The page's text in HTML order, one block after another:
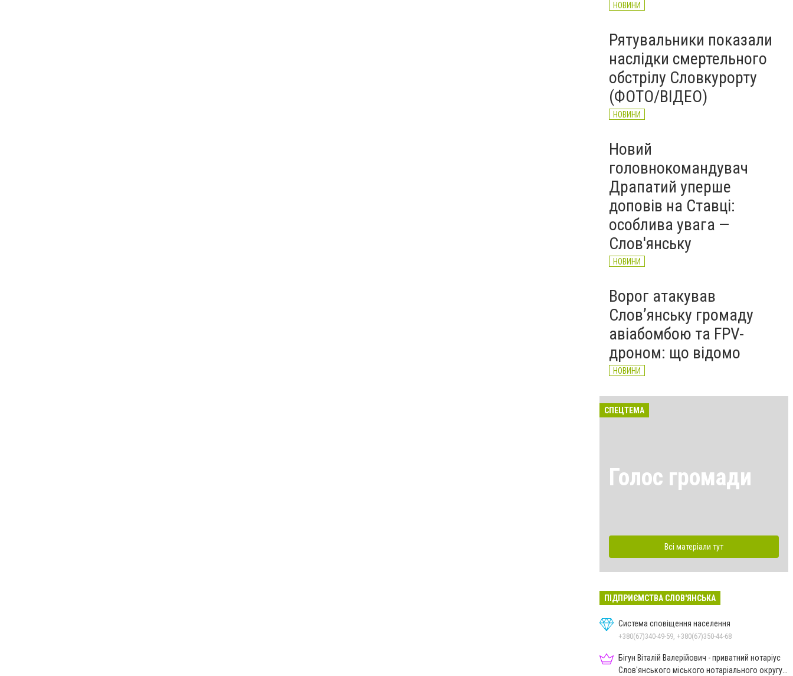
НОВИНИ
Рятувальники показали
наслідки смертельного
обстрілу Словкурорту
(ФОТО/ВІДЕО)
НОВИНИ
Новий
головнокомандувач
Драпатий уперше
доповів на Ставці:
особлива увага —
Слов'янську
НОВИНИ
Ворог атакував
Слов’янську громаду
авіабомбою та FPV-
дроном: що відомо
НОВИНИ
СПЕЦТЕМА
Голос громади
Всі матеріали тут
ПІДПРИЄМСТВА СЛОВ'ЯНСЬКА
Система сповіщення населення
+380(67)340-49-59, +380(67)350-44-68
Бігун Віталій Валерійович - приватний нотаріус
Слов'янського міського нотаріального округу